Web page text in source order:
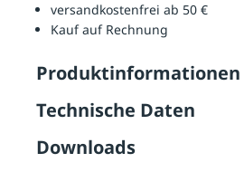
versandkostenfrei ab 50 €
Kauf auf Rechnung
Produktinformationen
Technische Daten
Downloads